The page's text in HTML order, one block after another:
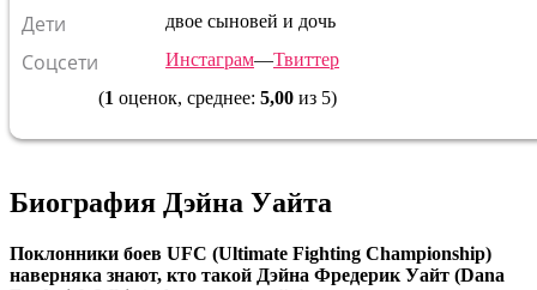
Дети двое сыновей и дочь
Соцсети Инстаграм—Твиттер
(1 оценок, среднее: 5,00 из 5)
Биография Дэйна Уайта
Поклонники боев UFC (Ultimate Fighting Championship)
наверняка знают, кто такой Дэйна Фредерик Уайт (Dana